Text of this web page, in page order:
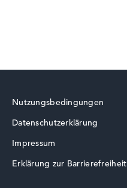
Nutzungsbedingungen
Datenschutzerklärung
Impressum
Erklärung zur Barrierefreiheit